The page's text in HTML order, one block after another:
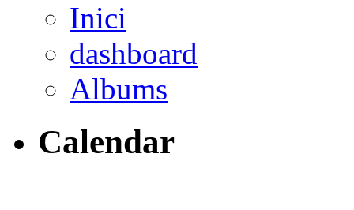
Inici
dashboard
Albums
Calendar